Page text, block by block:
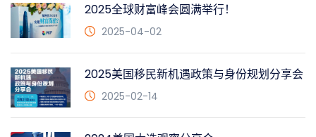
2025全球财富峰会圆满举行！
2025-04-02
2025美国移民新机遇政策与身份规划分享会
2025-02-14